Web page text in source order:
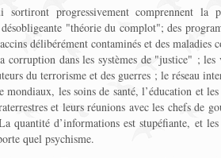
sortiront progressivement comprennent
"théorie du complot"; des
délibérément contaminés et des maladies
dans les systèmes de "justice" ; les
du terrorisme et des guerres ; le réseau
mondiaux, les soins de santé, l’éducation et
et leurs réunions avec les chefs de
quantité d’informations est stupéfiante, et
quel psychisme.